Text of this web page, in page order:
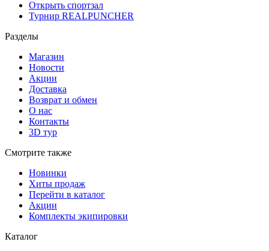
Открыть спортзал
Турнир REALPUNCHER
Разделы
Магазин
Новости
Акции
Доставка
Возврат и обмен
О нас
Контакты
3D тур
Смотрите также
Новинки
Хиты продаж
Перейти в каталог
Акции
Комплекты экипировки
Каталог